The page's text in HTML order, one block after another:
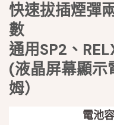
快速拔插煙彈
數
通用SP2、
(液晶屏幕顯示
姆）
電池